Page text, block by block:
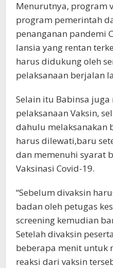
Menurutnya, program
program pemerintah
penanganan pandemi
lansia yang rentan
harus didukung oleh
pelaksanaan berjalan
Selain itu Babinsa
pelaksanaan Vaksin,
dahulu melaksanakan
harus dilewati,baru
dan memenuhi syarat
Vaksinasi Covid-19.
“Sebelum divaksin
badan oleh petugas
screening kemudian
Setelah divaksin
beberapa menit untuk
reaksi dari vaksin